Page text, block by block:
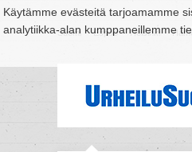
Käytämme evästeitä tarjoamamme
analytiikka-alan kumppaneillemme
Suomi Espoo Helsinki